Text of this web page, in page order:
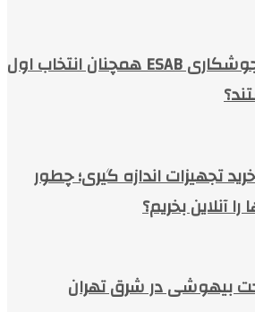
چرا محصولات جوشکاری ESAB همچنان انتخاب اول
تجهیزات اندازه گیری؛ چطور
را آنلاین بخریم؟
بیهوشی در شرق تهران